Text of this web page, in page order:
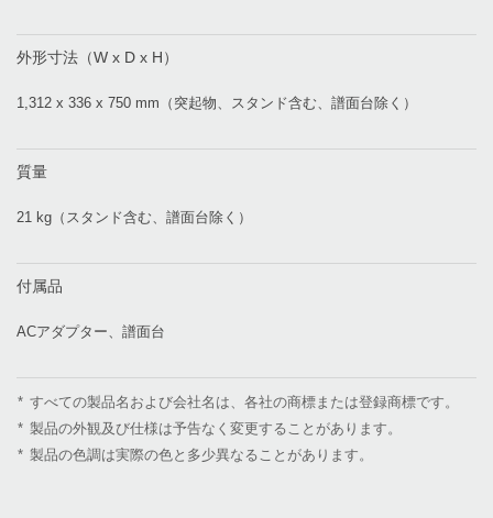
外形寸法（W x D x H）
1,312 x 336 x 750 mm（突起物、スタンド含む、譜面台除く）
質量
21 kg（スタンド含む、譜面台除く）
付属品
ACアダプター、譜面台
* すべての製品名および会社名は、各社の商標または登録商標です。
* 製品の外観及び仕様は予告なく変更することがあります。
* 製品の色調は実際の色と多少異なることがあります。